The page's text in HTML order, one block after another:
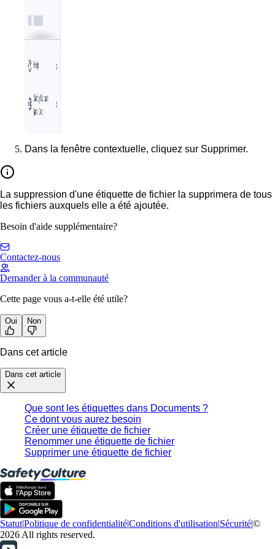
Dans la fenêtre contextuelle, cliquez sur Supprimer.
La suppression d'une étiquette de fichier la supprimera de tous
les fichiers auxquels elle a été ajoutée.
Besoin d'aide supplémentaire?
Contactez-nous
Demander à la communauté
Cette page vous a-t-elle été utile?
Oui Non
Dans cet article
Dans cet article
Que sont les étiquettes dans Documents ?
Ce dont vous aurez besoin
Créer une étiquette de fichier
Renommer une étiquette de fichier
Supprimer une étiquette de fichier
Statut|Politique de confidentialité|Conditions d'utilisation|Sécurité|©
2026 All rights reserved.